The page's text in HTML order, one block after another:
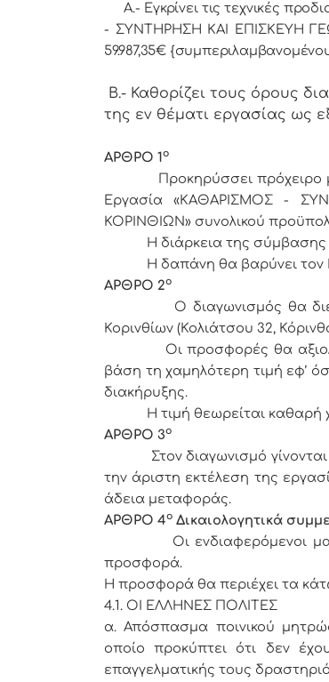
Α.- Εγκρίνει τις τεχνικές
- ΣΥΝΤΗΡΗΣΗ ΚΑΙ ΕΠΙΣΚΕΥΗ
59.987,35€
Β.- Καθορίζει τους όρους
της εν θέματι εργασίας ως
ΑΡΘΡΟ 1ο
Προκηρύσσει πρόχειρο
Εργασία «ΚΑΘΑΡΙΣΜΟΣ -
ΚΟΡΙΝΘΙΩΝ» συνολικού
Η διάρκεια της
Η δαπάνη θα βαρύνει τον
ΑΡΘΡΟ 2ο
Ο διαγωνισμός θα
Κορινθίων (Κολιάτσου 32,
Οι προσφορές θα
βάση τη χαμηλότερη τιμή εφ’
διακήρυξης.
Η τιμή θεωρείται καθαρή
ΑΡΘΡΟ 3ο
Στον διαγωνισμό γίνονται
την άριστη εκτέλεση της
άδεια μεταφοράς.
ΑΡΘΡΟ 4ο Δικαιολογητικά
Οι ενδιαφερόμενοι μαζί
προσφορά.
Η προσφορά θα περιέχει τα
4.1. ΟΙ ΕΛΛΗΝΕΣ ΠΟΛΙΤΕΣ
α. Απόσπασμα ποινικού
οποίο προκύπτει ότι δεν
επαγγελματικής τους